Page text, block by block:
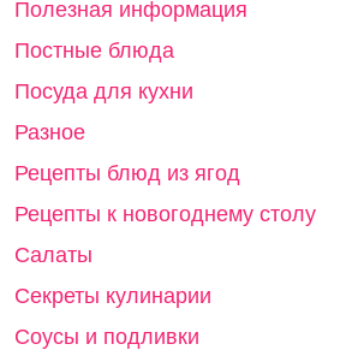
Полезная информация
Постные блюда
Посуда для кухни
Разное
Рецепты блюд из ягод
Рецепты к новогоднему столу
Салаты
Секреты кулинарии
Соусы и подливки